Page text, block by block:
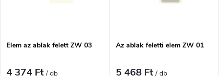
e
é
k
Elem az ablak felett ZW 03
4 374 Ft/ db
Az ablak feletti elem ZW 01
5 468 Ft/ db